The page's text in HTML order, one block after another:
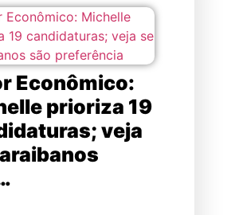
Econômico:
prioriza 19
veja